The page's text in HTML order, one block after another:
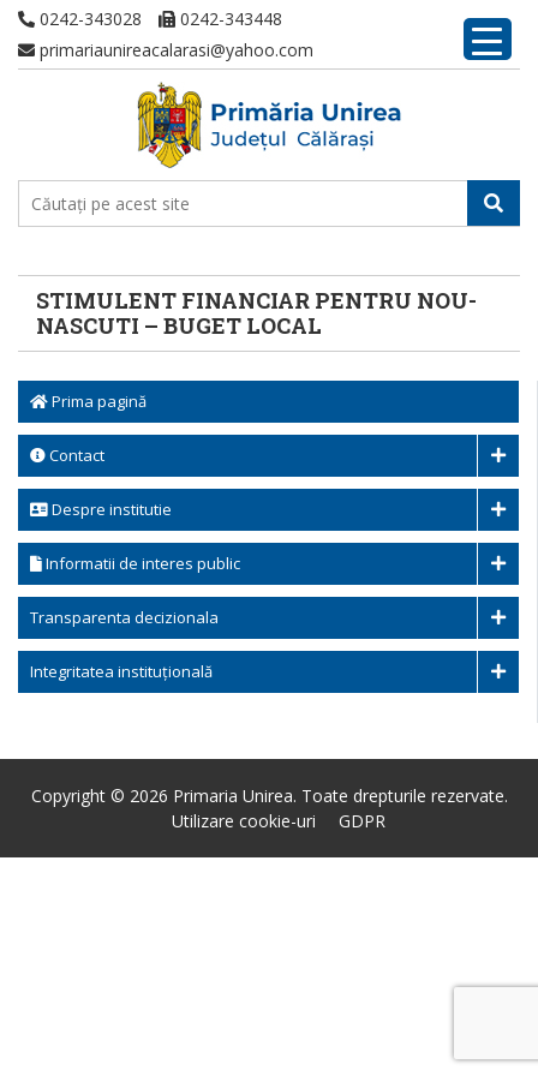
0242-343028
0242-343448
primariaunireacalarasi@yahoo.com
STIMULENT FINANCIAR PENTRU NOU-
NASCUTI – BUGET LOCAL
Prima pagină
Contact
Despre institutie
Informatii de interes public
Transparenta decizionala
Integritatea instituțională
Copyright © 2026 Primaria Unirea. Toate drepturile rezervate.
Utilizare cookie-uri
GDPR